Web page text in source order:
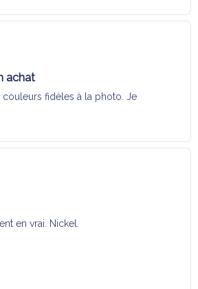
achat
fidèles à la photo. Je
en vrai. Nickel.